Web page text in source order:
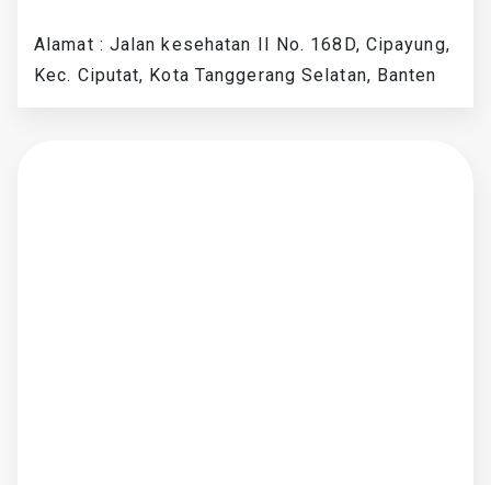
Alamat : Jalan kesehatan II No. 168D, Cipayung,
Kec. Ciputat, Kota Tanggerang Selatan, Banten